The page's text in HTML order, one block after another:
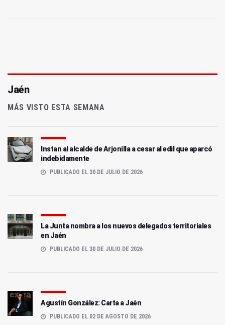
Jaén
MÁS VISTO ESTA SEMANA
Instan al alcalde de Arjonilla a cesar al edil que aparcó
indebidamente
PUBLICADO EL 30 DE JULIO DE 2026
La Junta nombra a los nuevos delegados territoriales
en Jaén
PUBLICADO EL 30 DE JULIO DE 2026
Agustín González: Carta a Jaén
PUBLICADO EL 02 DE AGOSTO DE 2026